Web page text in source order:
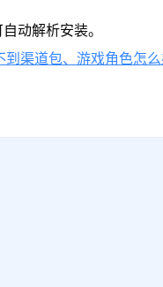
动解析安装。
到渠道包、游戏角色怎